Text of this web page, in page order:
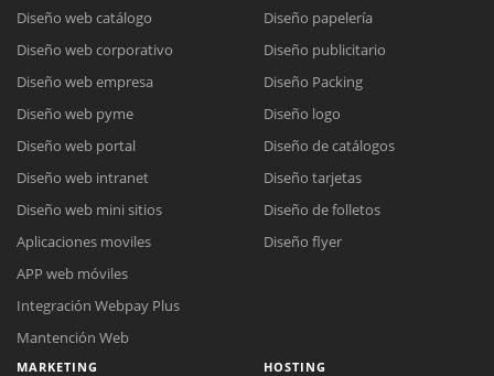
Diseño web catálogo
Diseño web corporativo
Diseño web empresa
Diseño web pyme
Diseño web portal
Diseño web intranet
Diseño web mini sitios
Aplicaciones moviles
APP web móviles
Integración Webpay Plus
Mantención Web
Diseño papelería
Diseño publicitario
Diseño Packing
Diseño logo
Diseño de catálogos
Diseño tarjetas
Diseño de folletos
Diseño flyer
MARKETING HOSTING